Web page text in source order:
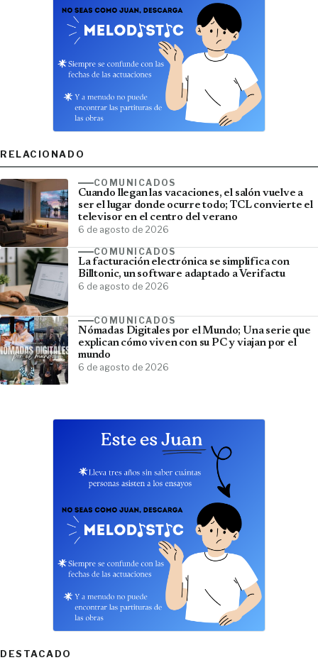
RELACIONADO
COMUNICADOS
Cuando llegan las vacaciones, el salón vuelve a
ser el lugar donde ocurre todo; TCL convierte el
televisor en el centro del verano
6 de agosto de 2026
COMUNICADOS
La facturación electrónica se simplifica con
Billtonic, un software adaptado a Verifactu
6 de agosto de 2026
COMUNICADOS
Nómadas Digitales por el Mundo; Una serie que
explican cómo viven con su PC y viajan por el
mundo
6 de agosto de 2026
DESTACADO